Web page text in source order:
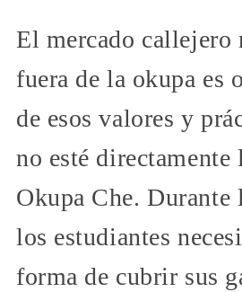
El mercado callejero
fuera de la okupa es
de esos valores y
no esté directamente
Okupa Che. Durante
los estudiantes
forma de cubrir sus